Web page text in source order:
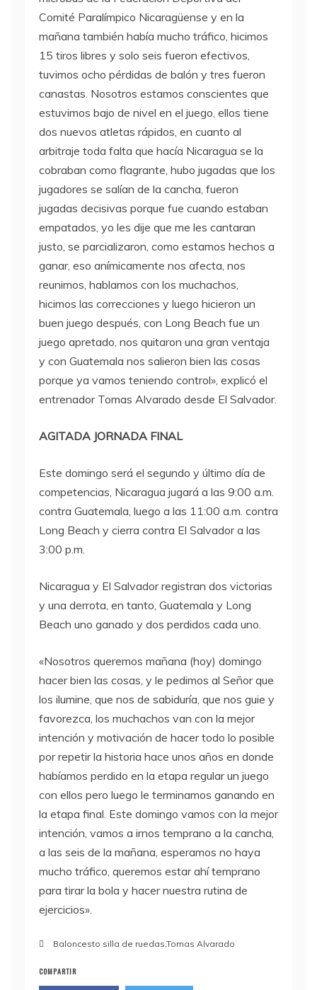
Comité Paralímpico Nicaragüense y en la
mañana también había mucho tráfico, hicimos
15 tiros libres y solo seis fueron efectivos,
tuvimos ocho pérdidas de balón y tres fueron
canastas. Nosotros estamos conscientes que
estuvimos bajo de nivel en el juego, ellos tiene
dos nuevos atletas rápidos, en cuanto al
arbitraje toda falta que hacía Nicaragua se la
cobraban como flagrante, hubo jugadas que los
jugadores se salían de la cancha, fueron
jugadas decisivas porque fue cuando estaban
empatados, yo les dije que me les cantaran
justo, se parcializaron, como estamos hechos a
ganar, eso anímicamente nos afecta, nos
reunimos, hablamos con los muchachos,
hicimos las correcciones y luego hicieron un
buen juego después, con Long Beach fue un
juego apretado, nos quitaron una gran ventaja
y con Guatemala nos salieron bien las cosas
porque ya vamos teniendo control», explicó el
entrenador Tomas Alvarado desde El Salvador.
AGITADA JORNADA FINAL
Este domingo será el segundo y último día de
competencias, Nicaragua jugará a las 9:00 a.m.
contra Guatemala, luego a las 11:00 a.m. contra
Long Beach y cierra contra El Salvador a las
3:00 p.m.
Nicaragua y El Salvador registran dos victorias
y una derrota, en tanto, Guatemala y Long
Beach uno ganado y dos perdidos cada uno.
«Nosotros queremos mañana (hoy) domingo
hacer bien las cosas, y le pedimos al Señor que
los ilumine, que nos de sabiduría, que nos guie y
favorezca, los muchachos van con la mejor
intención y motivación de hacer todo lo posible
por repetir la historia hace unos años en donde
habíamos perdido en la etapa regular un juego
con ellos pero luego le terminamos ganando en
la etapa final. Este domingo vamos con la mejor
intención, vamos a irnos temprano a la cancha,
a las seis de la mañana, esperamos no haya
mucho tráfico, queremos estar ahí temprano
para tirar la bola y hacer nuestra rutina de
ejercicios».
Baloncesto silla de ruedas,Tomas Alvarado
COMPARTIR